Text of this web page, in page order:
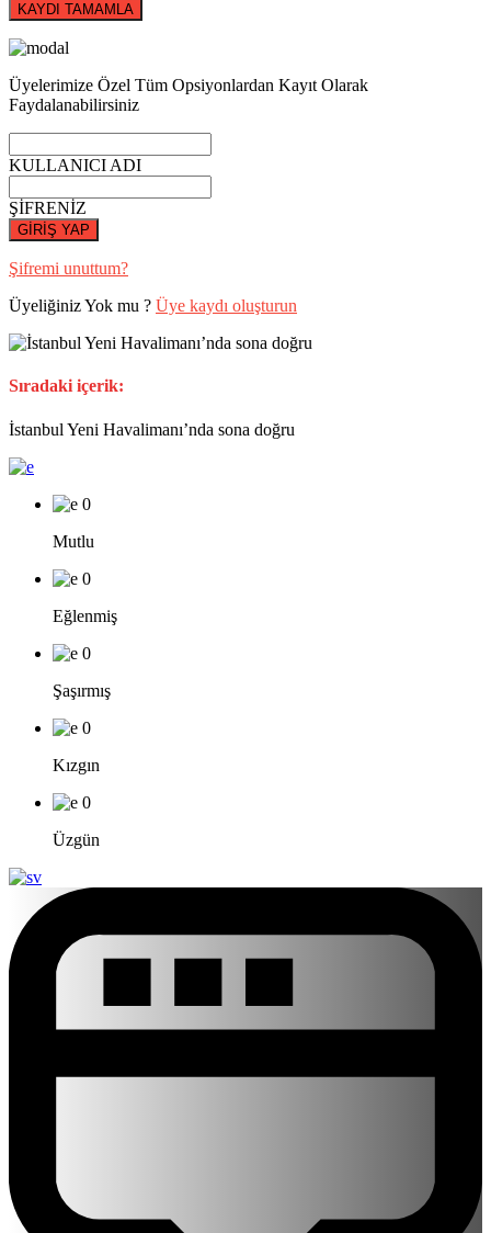
KAYDI TAMAMLA
Üyelerimize Özel Tüm Opsiyonlardan Kayıt Olarak
Faydalanabilirsiniz
KULLANICI ADI
ŞİFRENİZ
GİRİŞ YAP
Şifremi unuttum?
Üyeliğiniz Yok mu ? Üye kaydı oluşturun
Sıradaki içerik:
İstanbul Yeni Havalimanı’nda sona doğru
0
Mutlu
0
Eğlenmiş
0
Şaşırmış
0
Kızgın
0
Üzgün